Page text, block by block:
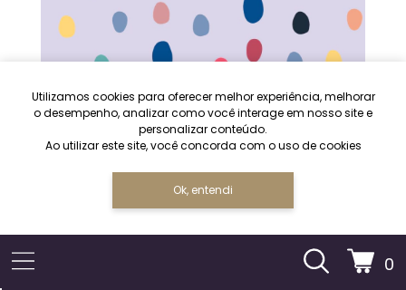
0
Utilizamos cookies para oferecer melhor experiência, melhorar
o desempenho, analizar como você interage em nosso site e
personalizar conteúdo.
Ao utilizar este site, você concorda com o uso de cookies
Ok, entendi